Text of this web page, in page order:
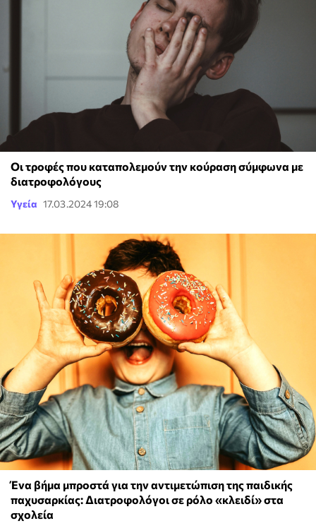
Οι τροφές που καταπολεμούν την κούραση σύμφωνα με
διατροφολόγους
Υγεία 17.03.2024 19:08
Ένα βήμα μπροστά για την αντιμετώπιση της παιδικής
παχυσαρκίας: Διατροφολόγοι σε ρόλο «κλειδί» στα
σχολεία